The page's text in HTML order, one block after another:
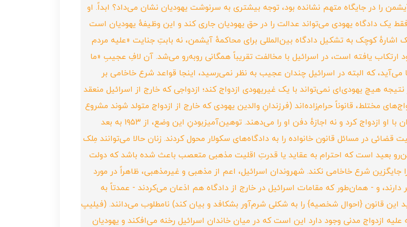
را در جایگاه متهم نشانده بود، توجه بیشتری به سرنوشت یهودیان نشان می‌داد؟ ابداً. او
یک دادگاه یهودی می‌تواند عدالت را در حق یهودیان جاری کند و این وظیفهٔ یهودیان است
کوچک به تشکیل دادگاه بین‌المللی برای محاکمهٔ آیشمن، نه بابتِ جنایت «علیه مردم
ارتکاب یافته است، در اسرائیل با مخالفت تقریباً همگانی روبه‌رو می‌شد. آن لافِ عجیبِ «ما
که البته در اسرائیل چندان عجیب به نظر نمی‌رسید، اینجا قواعد شرع خاخامی بر
هیچ یهودی‌ای نمی‌تواند با یک غیریهودی ازدواج کند؛ ازدواجی که خارج از اسرائیل منعقد
مختلط، قانوناً حرام‌زاده‌اند (فرزندانِ والدین یهودی که خارج از ازدواج متولد شوند مشروع
هستند)، و اگر کسی مادر غیریهودی داشته باشد، نه می‌توان با او ازدواج کرد و نه اجازهٔ دفن او را می‌دهند. توهین‌آمیزبودنِ این وضع، از ۱۹۵۳ به بعد
در مسائل قانون خانواده را به دادگاه‌های سکولار محول کردند. زنان حالا می‌توانند مِلک
ازاین‌رو بعید است که احترام به عقاید یا قدرتِ اقلیت مذهبی متعصب باعث شده باشد که دولت
جایگزین شرع خاخامی نکند. شهروندان اسرائیل، اعم از مذهبی و غیرمذهبی، ظاهراً در مورد
دارند، و - همان‌طور که مقامات اسرائیل در خارج از دادگاه هم اذعان می‌کردند - عمدتاً به
قانون {احوال شخصیه} را به شکلی شرم‌آور بشکافد و بیان کند) نامطلوب می‌دانند. (فیلیپ
یهود۳۱ نوشت: «استدلالی که علیه ازدواج مدنی وجود دارد این است که در میان خاندان اسرائیل رخنه می‌افکند و یهودیان